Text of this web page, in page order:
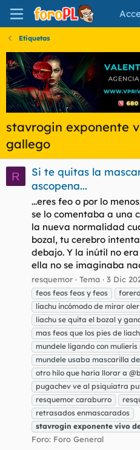
Etiquetas
stavrogin exponente
gallego
R
Si te quitas la
ascopena...
...eres feo o por lo
se lo comentaba a una
la nueva normalidad
bozal, tu cerebro
debajo. Y la inútil no
ella no se imaginaba
resquemor Tema 3 Dic
feos feos feos y feos
liachu incómodo de mirar
liachu se quita el bozal y
mas feos que los pies de
mundele ligando con
mundele usaba mascarilla
otro hilo que haría llorar a
pugachev ve al psiquiatra
resquemor caraburro
retrasados enmascarados
stavrogin exponente vivo
Foro: Foro General